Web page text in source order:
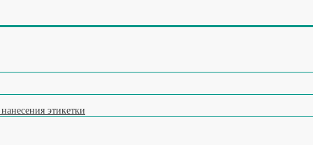
тары
этикетки
мороженое
и отбраковки по весу (чеквейер)
(яйцемашина)